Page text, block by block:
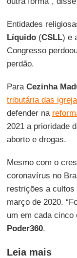
Entidades
Líquido(CSLL) e
Congresso
perdão.
Para Cezinha
tributária das
defender na
2021 a prioridade
aborto e drogas.
Mesmo com o
coronavírus no
restrições a
março de 2020.
um em cada
Poder360.
Leia mais